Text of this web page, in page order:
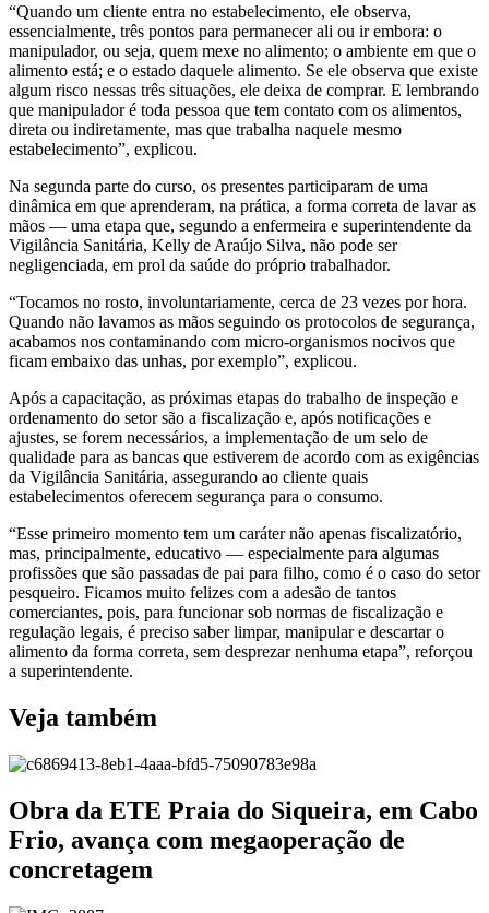
“Quando um cliente entra no estabelecimento, ele observa,
essencialmente, três pontos para permanecer ali ou ir embora: o
manipulador, ou seja, quem mexe no alimento; o ambiente em que o
alimento está; e o estado daquele alimento. Se ele observa que existe
algum risco nessas três situações, ele deixa de comprar. E lembrando
que manipulador é toda pessoa que tem contato com os alimentos,
direta ou indiretamente, mas que trabalha naquele mesmo
estabelecimento”, explicou.
Na segunda parte do curso, os presentes participaram de uma
dinâmica em que aprenderam, na prática, a forma correta de lavar as
mãos — uma etapa que, segundo a enfermeira e superintendente da
Vigilância Sanitária, Kelly de Araújo Silva, não pode ser
negligenciada, em prol da saúde do próprio trabalhador.
“Tocamos no rosto, involuntariamente, cerca de 23 vezes por hora.
Quando não lavamos as mãos seguindo os protocolos de segurança,
acabamos nos contaminando com micro-organismos nocivos que
ficam embaixo das unhas, por exemplo”, explicou.
Após a capacitação, as próximas etapas do trabalho de inspeção e
ordenamento do setor são a fiscalização e, após notificações e
ajustes, se forem necessários, a implementação de um selo de
qualidade para as bancas que estiverem de acordo com as exigências
da Vigilância Sanitária, assegurando ao cliente quais
estabelecimentos oferecem segurança para o consumo.
“Esse primeiro momento tem um caráter não apenas fiscalizatório,
mas, principalmente, educativo — especialmente para algumas
profissões que são passadas de pai para filho, como é o caso do setor
pesqueiro. Ficamos muito felizes com a adesão de tantos
comerciantes, pois, para funcionar sob normas de fiscalização e
regulação legais, é preciso saber limpar, manipular e descartar o
alimento da forma correta, sem desprezar nenhuma etapa”, reforçou
a superintendente.
Veja também
Obra da ETE Praia do Siqueira, em Cabo
Frio, avança com megaoperação de
concretagem